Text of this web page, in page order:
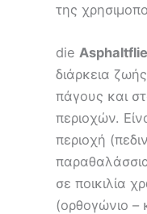
της
die
διάρκεια
πάγους και
περιοχών.
περιοχή
σε ποικιλία
(ορθογώνιο –